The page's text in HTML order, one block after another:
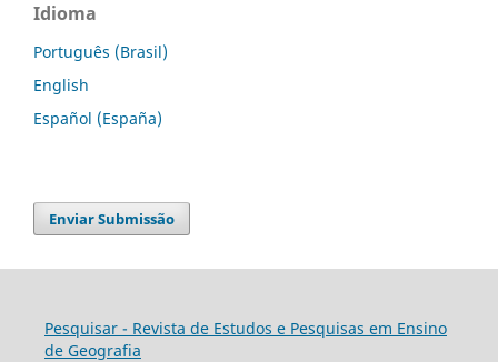
Idioma
Português (Brasil)
English
Español (España)
Enviar Submissão
Pesquisar - Revista de Estudos e Pesquisas em Ensino
de Geografia